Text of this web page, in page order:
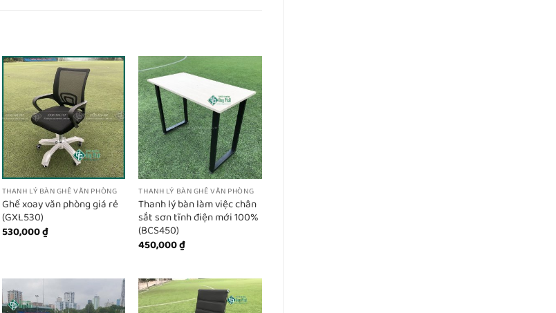
THANH LÝ BÀN GHẾ VĂN PHÒNG
Ghế xoay văn phòng giá rẻ
(GXL530)
530,000₫
THANH LÝ BÀN GHẾ VĂN PHÒNG
Thanh lý bàn làm việc chân
sắt sơn tĩnh điện mới 100%
(BCS450)
450,000₫